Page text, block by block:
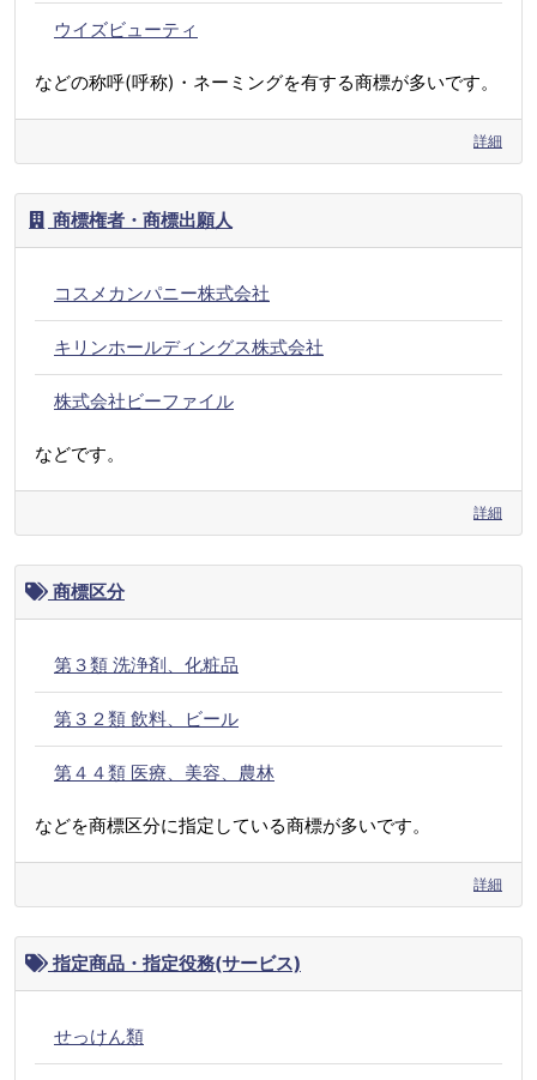
ウイズビューティ
などの称呼(呼称)・ネーミングを有する商標が多いです。
詳細
商標権者・商標出願人
コスメカンパニー株式会社
キリンホールディングス株式会社
株式会社ビーファイル
などです。
詳細
商標区分
第３類 洗浄剤、化粧品
第３２類 飲料、ビール
第４４類 医療、美容、農林
などを商標区分に指定している商標が多いです。
詳細
指定商品・指定役務(サービス)
せっけん類